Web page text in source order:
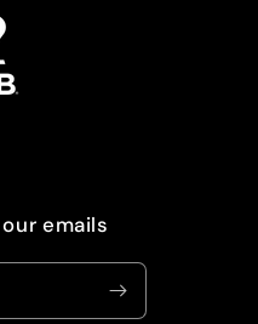
emails